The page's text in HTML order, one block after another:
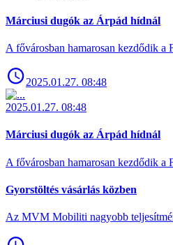
Márciusi dugók az Árpád hídnál
A fővárosban hamarosan kezdődik a
2025.01.27. 08:48
2025.01.27. 08:48
Márciusi dugók az Árpád hídnál
A fővárosban hamarosan kezdődik a
Gyorstöltés vásárlás közben
Az MVM Mobiliti nagyobb